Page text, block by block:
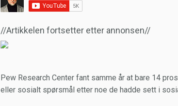
//Artikkelen fortsetter etter annonsen//
Pew Research Center fant samme år at bare 14
eller sosialt spørsmål etter noe de hadde sett i